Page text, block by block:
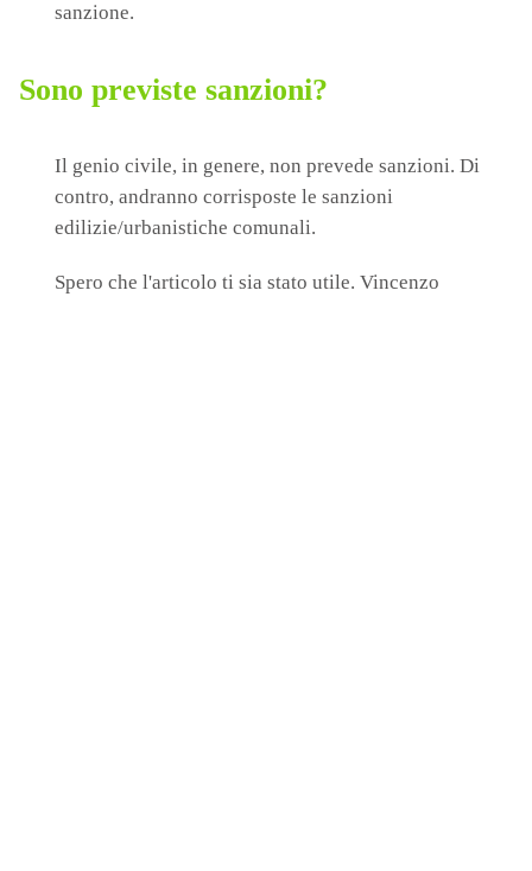
sanzione.
Sono previste sanzioni?
Il genio civile, in genere, non prevede sanzioni. Di
contro, andranno corrisposte le sanzioni
edilizie/urbanistiche comunali.
Spero che l'articolo ti sia stato utile. Vincenzo